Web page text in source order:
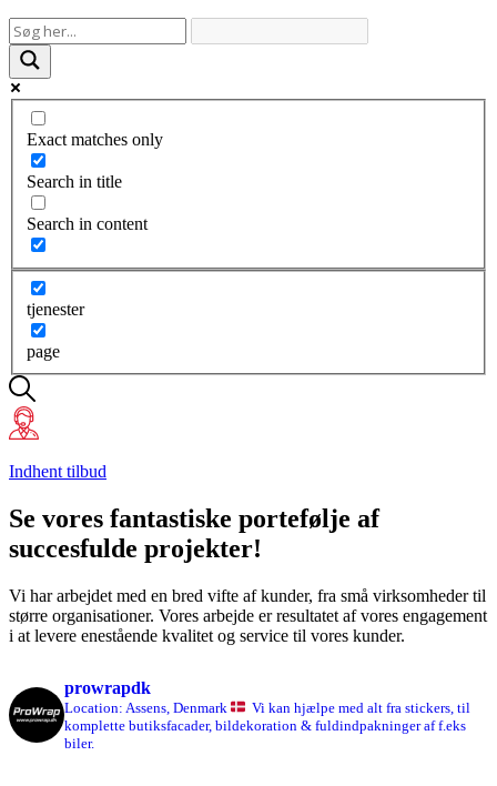
Exact matches only
Search in title
Search in content
tjenester
page
Indhent tilbud
Se vores fantastiske portefølje af
succesfulde projekter!
Vi har arbejdet med en bred vifte af kunder, fra små virksomheder til
større organisationer. Vores arbejde er resultatet af vores engagement
i at levere enestående kvalitet og service til vores kunder.
prowrapdk
Location: Assens, Denmark
Vi kan hjælpe med alt fra stickers, til
komplette butiksfacader, bildekoration & fuldindpakninger af f.eks
biler.